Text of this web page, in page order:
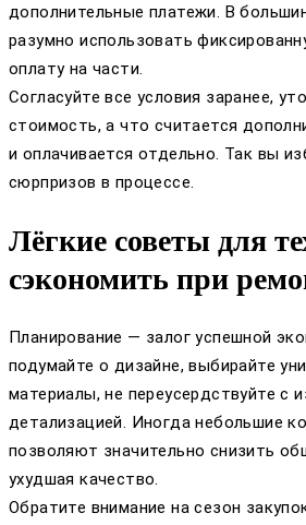
дополнительные платежи. В
разумно использовать
оплату на части.
Согласуйте все условия заранее,
стоимость, а что считается
и оплачивается отдельно. Так вы
сюрпризов в процессе.
Лёгкие советы для
сэкономить при
Планирование — залог успешной
подумайте о дизайне, выбирайте
материалы, не переусердствуйте с
детализацией. Иногда небольшие
позволяют значительно снизить
ухудшая качество.
Обратите внимание на сезон